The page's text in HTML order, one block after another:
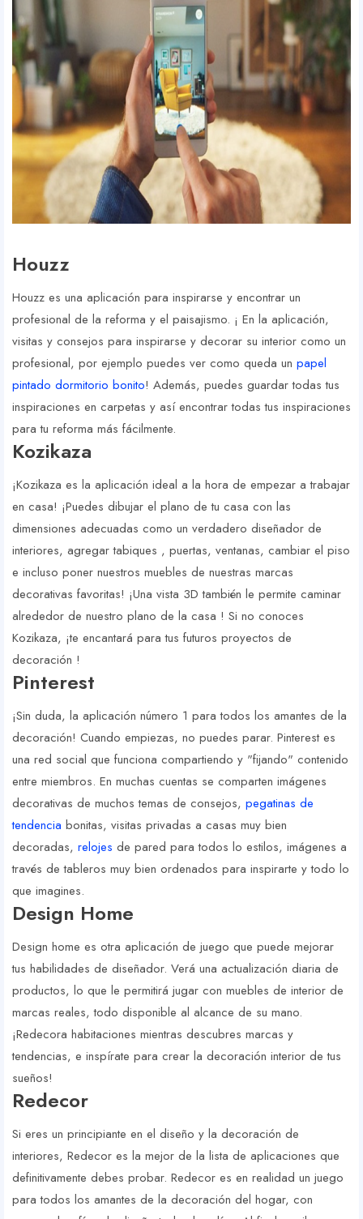
Houzz
Houzz es una aplicación para inspirarse y encontrar un
profesional de la reforma y el paisajismo. ¡ En la aplicación,
visitas y consejos para inspirarse y decorar su interior como un
profesional, por ejemplo puedes ver como queda un papel
pintado dormitorio bonito! Además, puedes guardar todas tus
inspiraciones en carpetas y así encontrar todas tus inspiraciones
para tu reforma más fácilmente.
Kozikaza
¡Kozikaza es la aplicación ideal a la hora de empezar a trabajar
en casa! ¡Puedes dibujar el plano de tu casa con las
dimensiones adecuadas como un verdadero diseñador de
interiores, agregar tabiques , puertas, ventanas, cambiar el piso
e incluso poner nuestros muebles de nuestras marcas
decorativas favoritas! ¡Una vista 3D también le permite caminar
alrededor de nuestro plano de la casa ! Si no conoces
Kozikaza, ¡te encantará para tus futuros proyectos de
decoración !
Pinterest
¡Sin duda, la aplicación número 1 para todos los amantes de la
decoración! Cuando empiezas, no puedes parar. Pinterest es
una red social que funciona compartiendo y "fijando" contenido
entre miembros. En muchas cuentas se comparten imágenes
decorativas de muchos temas de consejos, pegatinas de
tendencia bonitas, visitas privadas a casas muy bien
decoradas, relojes de pared para todos lo estilos, imágenes a
través de tableros muy bien ordenados para inspirarte y todo lo
que imagines.
Design Home
Design home es otra aplicación de juego que puede mejorar
tus habilidades de diseñador. Verá una actualización diaria de
productos, lo que le permitirá jugar con muebles de interior de
marcas reales, todo disponible al alcance de su mano.
¡Redecora habitaciones mientras descubres marcas y
tendencias, e inspírate para crear la decoración interior de tus
sueños!
Redecor
Si eres un principiante en el diseño y la decoración de
interiores, Redecor es la mejor de la lista de aplicaciones que
definitivamente debes probar. Redecor es en realidad un juego
para todos los amantes de la decoración del hogar, con